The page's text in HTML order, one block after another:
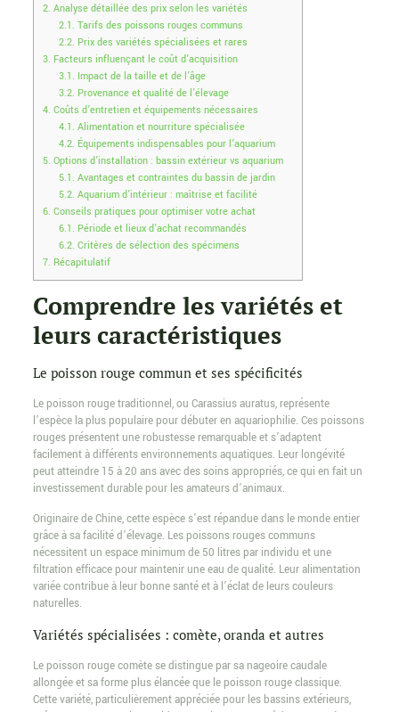
2. Analyse détaillée des prix selon les variétés
2.1. Tarifs des poissons rouges communs
2.2. Prix des variétés spécialisées et rares
3. Facteurs influençant le coût d’acquisition
3.1. Impact de la taille et de l’âge
3.2. Provenance et qualité de l’élevage
4. Coûts d’entretien et équipements nécessaires
4.1. Alimentation et nourriture spécialisée
4.2. Équipements indispensables pour l’aquarium
5. Options d’installation : bassin extérieur vs aquarium
5.1. Avantages et contraintes du bassin de jardin
5.2. Aquarium d’intérieur : maîtrise et facilité
6. Conseils pratiques pour optimiser votre achat
6.1. Période et lieux d’achat recommandés
6.2. Critères de sélection des spécimens
7. Récapitulatif
Comprendre les variétés et
leurs caractéristiques
Le poisson rouge commun et ses spécificités
Le poisson rouge traditionnel, ou Carassius auratus, représente
l’espèce la plus populaire pour débuter en aquariophilie. Ces poissons
rouges présentent une robustesse remarquable et s’adaptent
facilement à différents environnements aquatiques. Leur longévité
peut atteindre 15 à 20 ans avec des soins appropriés, ce qui en fait un
investissement durable pour les amateurs d’animaux.
Originaire de Chine, cette espèce s’est répandue dans le monde entier
grâce à sa facilité d’élevage. Les poissons rouges communs
nécessitent un espace minimum de 50 litres par individu et une
filtration efficace pour maintenir une eau de qualité. Leur alimentation
variée contribue à leur bonne santé et à l’éclat de leurs couleurs
naturelles.
Variétés spécialisées : comète, oranda et autres
Le poisson rouge comète se distingue par sa nageoire caudale
allongée et sa forme plus élancée que le poisson rouge classique.
Cette variété, particulièrement appréciée pour les bassins extérieurs,